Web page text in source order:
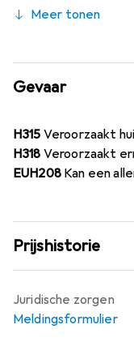
Meer tonen
Gevaar
H315 Veroorzaakt
H318 Veroorzaakt
EUH208 Kan een
Prijshistorie
Juridische zorgen
Meldingsformulier